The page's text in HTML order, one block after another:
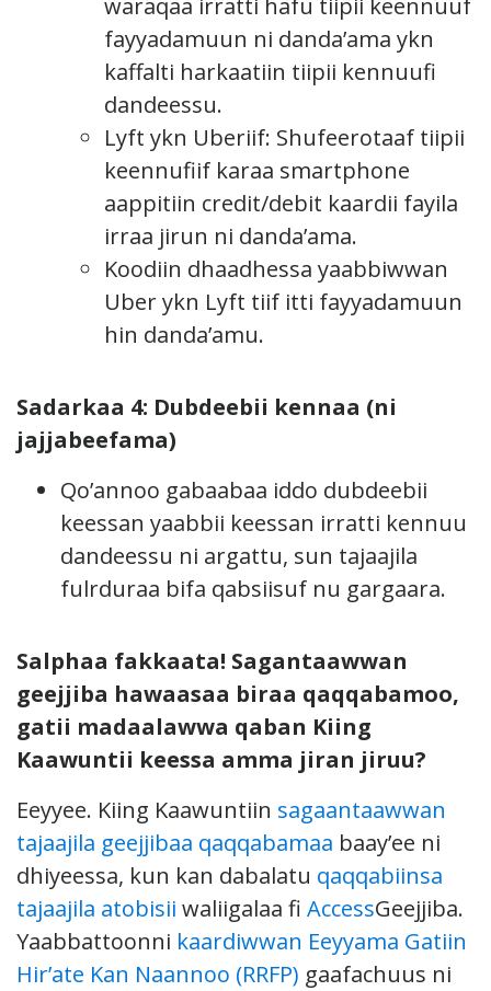
waraqaa irratti hafu tiipii keennuuf
fayyadamuun ni danda’ama ykn
kaffalti harkaatiin tiipii kennuufi
dandeessu.
Lyft ykn Uberiif: Shufeerotaaf tiipii
keennufiif karaa smartphone
aappitiin credit/debit kaardii fayila
irraa jirun ni danda’ama.
Koodiin dhaadhessa yaabbiwwan
Uber ykn Lyft tiif itti fayyadamuun
hin danda’amu.
Sadarkaa 4: Dubdeebii kennaa (ni
jajjabeefama)
Qo’annoo gabaabaa iddo dubdeebii
keessan yaabbii keessan irratti kennuu
dandeessu ni argattu, sun tajaajila
fulrduraa bifa qabsiisuf nu gargaara.
Salphaa fakkaata! Sagantaawwan
geejjiba hawaasaa biraa qaqqabamoo,
gatii madaalawwa qaban Kiing
Kaawuntii keessa amma jiran jiruu?
Eeyyee. Kiing Kaawuntiin sagaantaawwan
tajaajila geejjibaa qaqqabamaa baay’ee ni
dhiyeessa, kun kan dabalatu qaqqabiinsa
tajaajila atobisii waliigalaa fi AccessGeejjiba.
Yaabbattoonni kaardiwwan Eeyyama Gatiin
Hir’ate Kan Naannoo (RRFP) gaafachuus ni